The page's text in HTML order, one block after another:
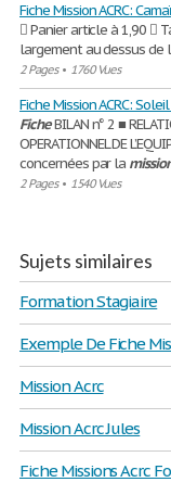
Fiche Mission ACRC:
 Panier article à 1,90 
largement au dessus de
2 Pages• 1760 Vues
Fiche Mission ACRC:
FicheBILAN n° 2 ■
OPERATIONNEL DE
concernées par la
2 Pages• 1540 Vues
Sujets similaires
Formation Stagiaire
Exemple De Fiche
Mission Acrc
Mission Acrc Jules
Fiche Missions Acrc